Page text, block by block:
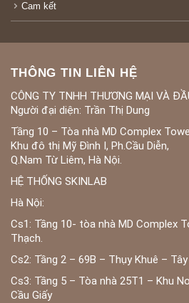
Cam kết
THÔNG TIN LIÊN HỆ
CÔNG TY TNHH THƯƠNG MẠI VÀ
Người đại diện: Trần Thị Dung
Tầng 10 – Tòa nhà MD Complex
Khu đô thị Mỹ Đình I, Ph.Cầu Diễn,
Q.Nam Từ Liêm, Hà Nội.
HỆ THỐNG SKINLAB
Hà Nội:
Cs1: Tầng 10- tòa nhà MD Complex
Thạch.
Cs2: Tầng 2 – 69B – Thụy Khuê –
Cs3: Tầng 5 – Tòa nhà 25T1 – Khu
Cầu Giấy